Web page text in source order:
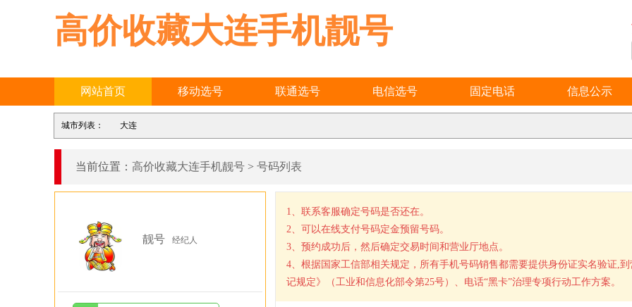
高价收藏大连手机靓号
网站首页 移动选号 联通选号 电信选号 固定电话 信息公示
城市列表： 大连
当前位置： 高价收藏大连手机靓号 > 号码列表
1、联系客服确定号码是否还在。
2、可以在线支付号码定金预留号码。
3、预约成功后，然后确定交易时间和营业厅地点。
4、根据国家工信部相关规定，所有手机号码销售都需要提供身份证实名验证,
记规定》（工业和信息化部令第25号）、电话“黑卡”治理专项行动工作方案。
靓号 经纪人